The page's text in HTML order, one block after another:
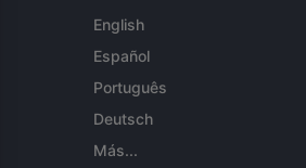
English
Español
Português
Deutsch
Más...